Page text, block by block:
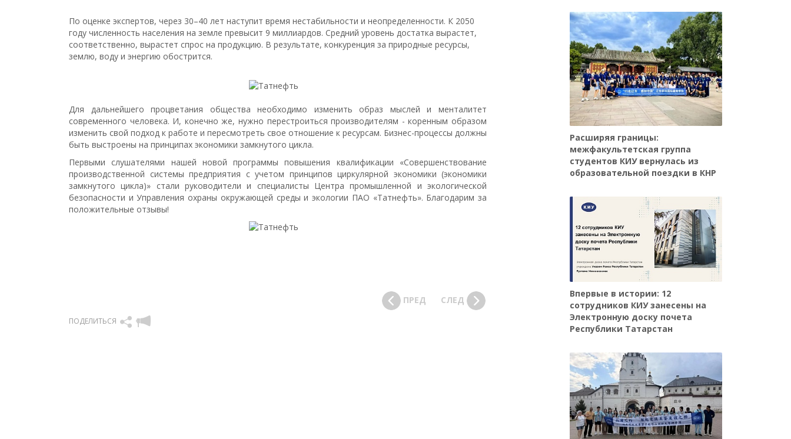
По оценке экспертов, через 30–40 лет наступит время нестабильности и неопределенности. К 2050
году численность населения на земле превысит 9 миллиардов. Средний уровень достатка вырастет,
соответственно, вырастет спрос на продукцию. В результате, конкуренция за природные ресурсы,
землю, воду и энергию обострится.
Для дальнейшего процветания общества необходимо изменить образ мыслей и менталитет
современного человека. И, конечно же, нужно перестроиться производителям - коренным образом
изменить свой подход к работе и пересмотреть свое отношение к ресурсам. Бизнес-процессы должны
быть выстроены на принципах экономики замкнутого цикла.
Первыми слушателями нашей новой программы повышения квалификации «Совершенствование
производственной системы предприятия с учетом принципов циркулярной экономики (экономики
замкнутого цикла)» стали руководители и специалисты Центра промышленной и экологической
безопасности и Управления охраны окружающей среды и экологии ПАО «Татнефть». Благодарим за
положительные отзывы!
ПОДЕЛИТЬСЯ
ПРЕД СЛЕД
Расширяя границы:
межфакультетская группа
студентов КИУ вернулась из
образовательной поездки в КНР
Впервые в истории: 12
сотрудников КИУ занесены на
Электронную доску почета
Республики Татарстан